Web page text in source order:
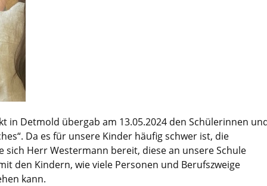
in Detmold übergab am 13.05.2024 den Schülerinnen
Da es für unsere Kinder häufig schwer ist, die
Herr Westermann bereit, diese an unsere Schule
den Kindern, wie viele Personen und Berufszweige
kann.